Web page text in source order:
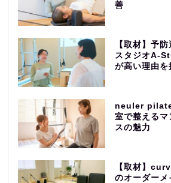
善
【取材】予
スタジオA-
が高い理由を
neuler
室で整えるマ
スの魅力
【取材】
のオーダーメ